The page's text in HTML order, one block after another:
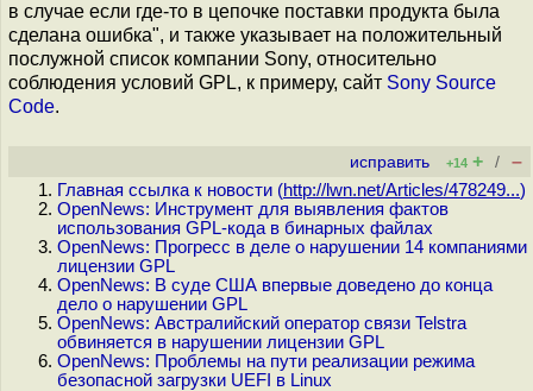
в случае если где-то в цепочке поставки продукта была
сделана ошибка", и также указывает на положительный
послужной список компании Sony, относительно
соблюдения условий GPL, к примеру, сайт Sony Source
Code.
исправить +14 + / –
Главная ссылка к новости (http://lwn.net/Articles/478249...)
OpenNews: Инструмент для выявления фактов
использования GPL-кода в бинарных файлах
OpenNews: Прогресс в деле о нарушении 14 компаниями
лицензии GPL
OpenNews: В суде США впервые доведено до конца
дело о нарушении GPL
OpenNews: Австралийский оператор связи Telstra
обвиняется в нарушении лицензии GPL
OpenNews: Проблемы на пути реализации режима
безопасной загрузки UEFI в Linux